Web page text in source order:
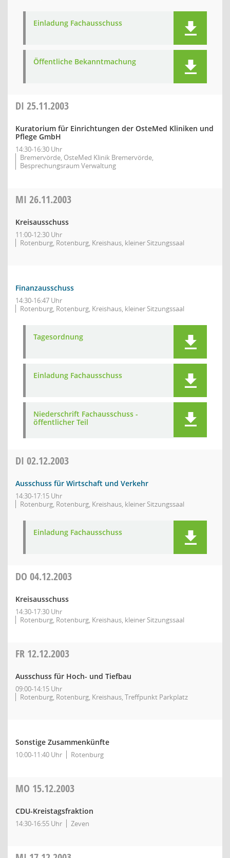
Einladung Fachausschuss
Öffentliche Bekanntmachung
DI 25.11.2003
Kuratorium für Einrichtungen der OsteMed Kliniken und
Pflege GmbH
14:30-16:30 Uhr
Bremervörde, OsteMed Klinik Bremervörde,
Besprechungsraum Verwaltung
MI 26.11.2003
Kreisausschuss
11:00-12:30 Uhr
Rotenburg, Rotenburg, Kreishaus, kleiner Sitzungssaal
Finanzausschuss
14:30-16:47 Uhr
Rotenburg, Rotenburg, Kreishaus, kleiner Sitzungssaal
Tagesordnung
Einladung Fachausschuss
Niederschrift Fachausschuss -
öffentlicher Teil
DI 02.12.2003
Ausschuss für Wirtschaft und Verkehr
14:30-17:15 Uhr
Rotenburg, Rotenburg, Kreishaus, kleiner Sitzungssaal
Einladung Fachausschuss
DO 04.12.2003
Kreisausschuss
14:30-17:30 Uhr
Rotenburg, Rotenburg, Kreishaus, kleiner Sitzungssaal
FR 12.12.2003
Ausschuss für Hoch- und Tiefbau
09:00-14:15 Uhr
Rotenburg, Rotenburg, Kreishaus, Treffpunkt Parkplatz
Sonstige Zusammenkünfte
10:00-11:40 Uhr Rotenburg
MO 15.12.2003
CDU-Kreistagsfraktion
14:30-16:55 Uhr Zeven